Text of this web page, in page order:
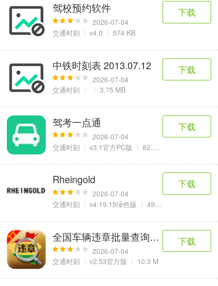
驾校预约软件
2026-07-04
交通时刻
v4.0 574 KB
下载
中铁时刻表 2013.07.12
2026-07-04
交通时刻
3.75 MB
下载
驾考一点通
2026-07-04
交通时刻
v3.1官方PC版 82.0 M
下载
Rheingold
2026-07-04
交通时刻
v4.19.15绿色版 491.5 M
下载
全国车辆违章批量查询系统
2026-07-04
交通时刻
v2.53官方版 10.3 M
下载